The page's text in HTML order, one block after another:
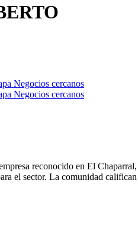
Negocios cercanos
Negocios cercanos
reconocido en El
el sector. La comunidad